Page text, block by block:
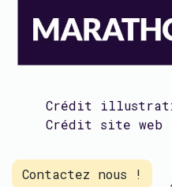
Crédit
Crédit site web
Contactez nous !